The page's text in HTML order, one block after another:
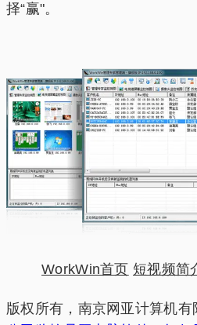
择“赢"。
WorkWin首页 短视频简
版权所有，南京网亚计算机